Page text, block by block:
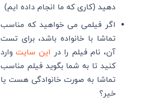
دهید (کاری که ما انجام داده ایم)
اگر فیلمی می خواهید که مناسب
تماشا با خانواده باشد، برای تست
آن، نام فیلم را در این سایتوارد
کنید تا به شما بگوید فیلم مناسب
تماشا به صورت خانوادگی هست یا
خیر؟